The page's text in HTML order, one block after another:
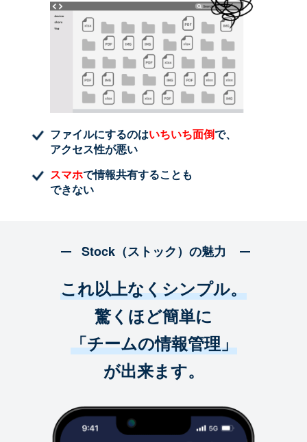
ファイルにするのはいちいち面倒で、
アクセス性が悪い
スマホで情報共有することも
できない
Stock（ストック）の魅力
これ以上なくシンプル。
驚くほど簡単に
「チームの情報管理」
が出来ます。